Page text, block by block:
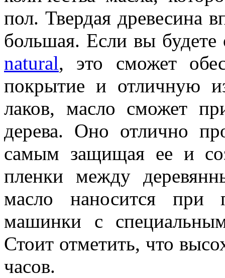
пол. Твердая древесина
большая. Если вы будете
natural, это сможет
покрытие и отличную
лаков, масло сможет
дерева. Оно отлично
самым защищая ее и
пленки между
масло наносится при
машинки с
Стоит отметить, что
часов.